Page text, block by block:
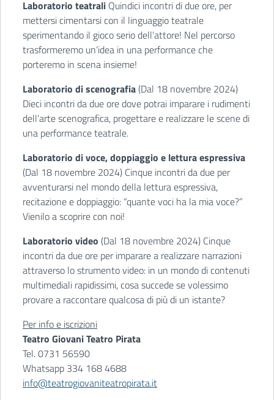
Laboratorio teatrali Quindici incontri di due ore, per
mettersi cimentarsi con il linguaggio teatrale
sperimentando il gioco serio dell’attore! Nel percorso
trasformeremo un’idea in una performance che
porteremo in scena insieme!
Laboratorio di scenografia(Dal 18 novembre 2024)
Dieci incontri da due ore dove potrai imparare i rudimenti
dell’arte scenografica, progettare e realizzare le scene di
una performance teatrale.
Laboratorio di voce, doppiaggio e lettura espressiva
(Dal 18 novembre 2024) Cinque incontri da due per
avventurarsi nel mondo della lettura espressiva,
recitazione e doppiaggio: “quante voci ha la mia voce?”
Vienilo a scoprire con noi!
Laboratorio video (Dal 18 novembre 2024) Cinque
incontri da due ore per imparare a realizzare narrazioni
attraverso lo strumento video: in un mondo di contenuti
multimediali rapidissimi, cosa succede se volessimo
provare a raccontare qualcosa di più di un istante?
Per info e iscrizioni
Teatro Giovani Teatro Pirata
Tel. 0731 56590
Whatsapp 334 168 4688
info@teatrogiovaniteatropirata.it